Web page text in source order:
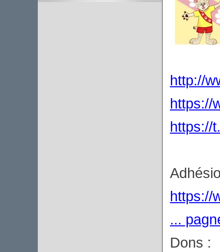
http://
https://
https://
https://
...
Dons :